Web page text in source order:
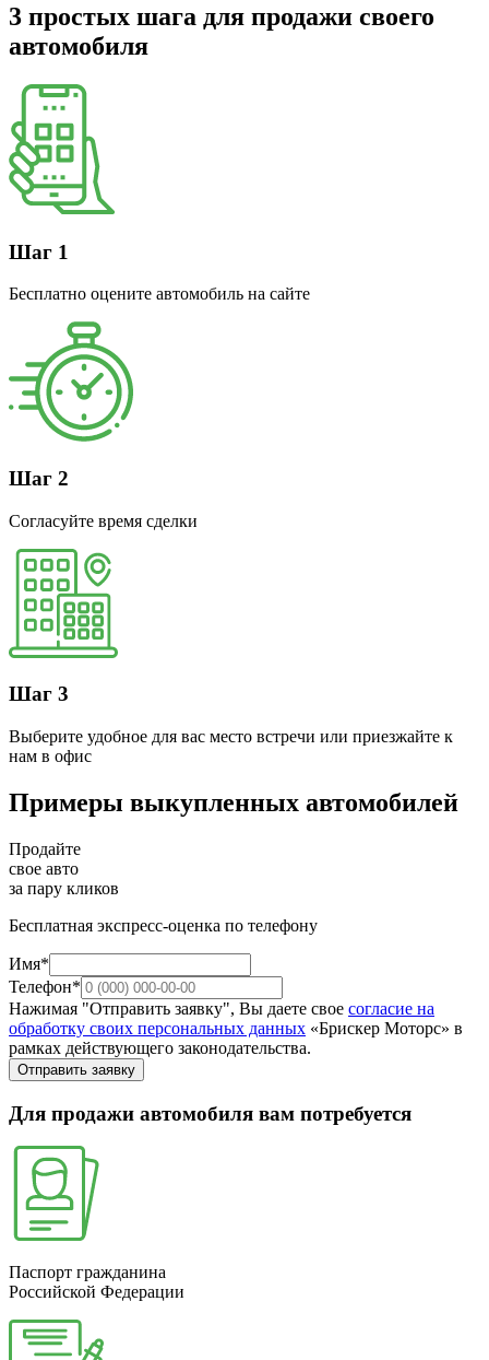
3 простых шага для продажи своего
автомобиля
Шаг 1
Бесплатно оцените автомобиль на сайте
Шаг 2
Согласуйте время сделки
Шаг 3
Выберите удобное для вас место встречи или приезжайте к
нам в офис
Примеры выкупленных автомобилей
Продайте
свое авто
за пару кликов
Бесплатная экспресс-оценка по телефону
Имя*
Телефон*
Нажимая "Отправить заявку", Вы даете свое согласие на
обработку своих персональных данных «Брискер Моторс» в
рамках действующего законодательства.
Отправить заявку
Для продажи автомобиля вам потребуется
Паспорт гражданина
Российской Федерации